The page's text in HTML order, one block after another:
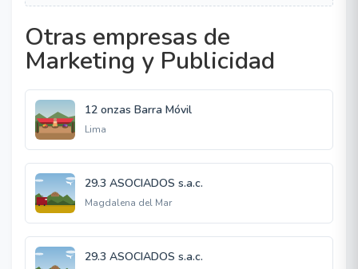
Otras empresas de
Marketing y Publicidad
12 onzas Barra Móvil
Lima
29.3 ASOCIADOS s.a.c.
Magdalena del Mar
29.3 ASOCIADOS s.a.c.